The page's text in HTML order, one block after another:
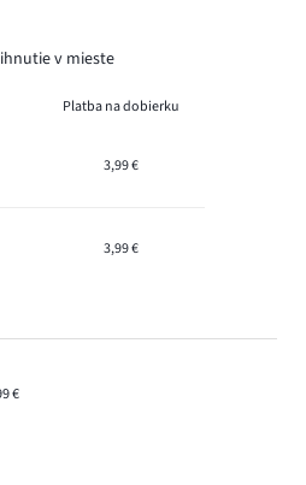
v mieste
Platba na dobierku
3,99 €
3,99 €
€